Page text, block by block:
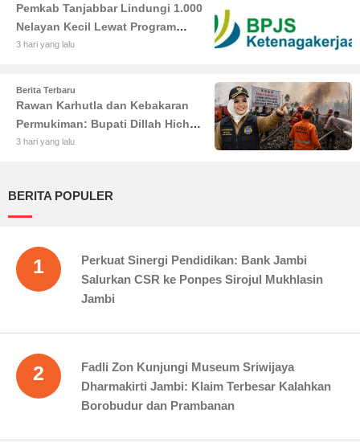
Pemkab Tanjabbar Lindungi 1.000
Nelayan Kecil Lewat Program
BPJS Ketenagakerjaan
3 hari yang lalu
Berita Terbaru
Rawan Karhutla dan Kebakaran
Permukiman: Bupati Dillah Hich
Larang Camat Tinggalkan Wilayah
3 hari yang lalu
BERITA POPULER
1
Perkuat Sinergi Pendidikan: Bank Jambi
Salurkan CSR ke Ponpes Sirojul Mukhlasin
Jambi
2
Fadli Zon Kunjungi Museum Sriwijaya
Dharmakirti Jambi: Klaim Terbesar Kalahkan
Borobudur dan Prambanan